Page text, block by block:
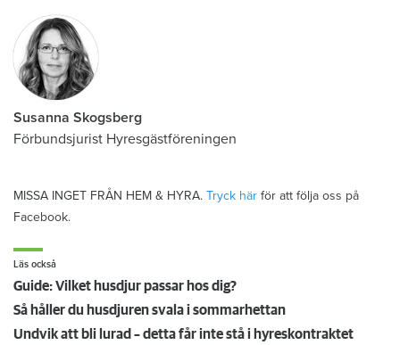
Susanna Skogsberg
Förbundsjurist Hyresgästföreningen
MISSA INGET FRÅN HEM & HYRA. Tryck här för att följa oss på
Facebook.
Läs också
Guide: Vilket husdjur passar hos dig?
Så håller du husdjuren svala i sommarhettan
Undvik att bli lurad – detta får inte stå i hyreskontraktet